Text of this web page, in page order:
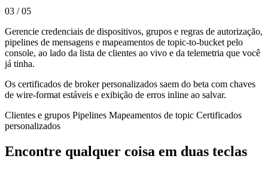
03 / 05
Gerencie credenciais de dispositivos, grupos e regras de autorização,
pipelines de mensagens e mapeamentos de topic-to-bucket pelo
console, ao lado da lista de clientes ao vivo e da telemetria que você
já tinha.
Os certificados de broker personalizados saem do beta com chaves
de wire-format estáveis e exibição de erros inline ao salvar.
Clientes e grupos Pipelines Mapeamentos de topic Certificados
personalizados
Encontre qualquer coisa em duas teclas